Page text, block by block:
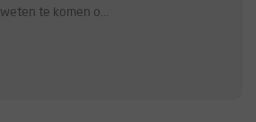
te komen o...